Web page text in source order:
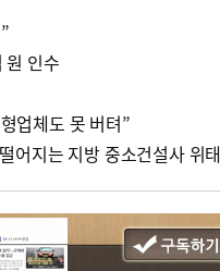
인수
업체도 못 버텨”
어지는 지방 중소건설사 위태